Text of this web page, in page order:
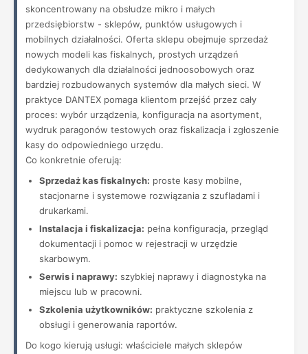
skoncentrowany na obsłudze mikro i małych
przedsiębiorstw - sklepów, punktów usługowych i
mobilnych działalności. Oferta sklepu obejmuje sprzedaż
nowych modeli kas fiskalnych, prostych urządzeń
dedykowanych dla działalności jednoosobowych oraz
bardziej rozbudowanych systemów dla małych sieci. W
praktyce DANTEX pomaga klientom przejść przez cały
proces: wybór urządzenia, konfiguracja na asortyment,
wydruk paragonów testowych oraz fiskalizacja i zgłoszenie
kasy do odpowiedniego urzędu.
Co konkretnie oferują:
Sprzedaż kas fiskalnych: proste kasy mobilne,
stacjonarne i systemowe rozwiązania z szufladami i
drukarkami.
Instalacja i fiskalizacja: pełna konfiguracja, przegląd
dokumentacji i pomoc w rejestracji w urzędzie
skarbowym.
Serwis i naprawy: szybkiej naprawy i diagnostyka na
miejscu lub w pracowni.
Szkolenia użytkowników: praktyczne szkolenia z
obsługi i generowania raportów.
Do kogo kierują usługi: właściciele małych sklepów